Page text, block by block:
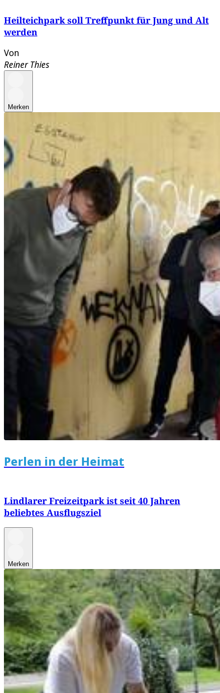
Heilteichpark soll Treffpunkt für Jung und Alt
werden
Von
Reiner Thies
Merken
Perlen in der Heimat
Lindlarer Freizeitpark ist seit 40 Jahren
beliebtes Ausflugsziel
Merken